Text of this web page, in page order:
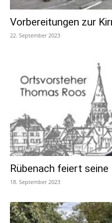
Vorbereitungen zur
22. September 2023
Rübenach feiert seine
18. September 2023